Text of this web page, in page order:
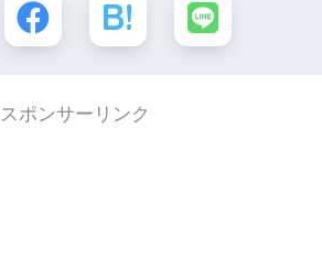
スポンサーリンク